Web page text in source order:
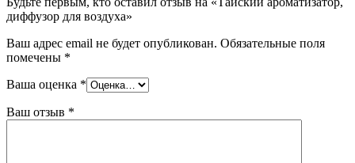
диффузор для воздуха»
Ваш адрес email не будет опубликован. Обязательные поля
помечены *
Ваша оценка *
Ваш отзыв *